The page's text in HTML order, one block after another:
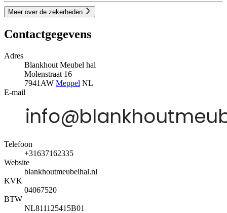
Meer over de zekerheden
Contactgegevens
Adres
Blankhout Meubel hal
Molenstraat 16
7941AW Meppel NL
E-mail
Telefoon
+31637162335
Website
blankhoutmeubelhal.nl
KVK
04067520
BTW
NL811125415B01